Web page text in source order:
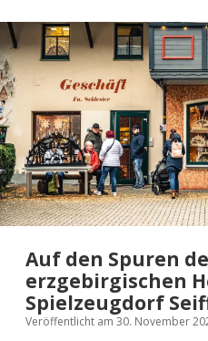
Rund­
gang
über
den
Weih­
nachts­
markt
in
Chemnitz.
Auf den Spuren
erzgebirgischen
Spielzeugdorf
Veröffentlicht am 30. November